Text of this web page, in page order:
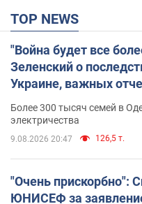
TOP NEWS
"Война будет все
Зеленский о
Украине, важных
противника. Видео
Более 300 тысяч семей в
электричества
9.08.2026 20:47 126,5 т.
"Очень прискорбно":
ЮНИСЕФ за